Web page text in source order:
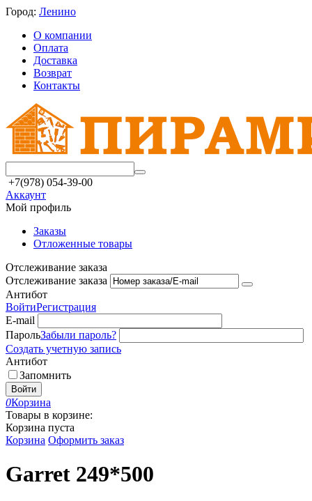
Город: Ленино
О компании
Оплата
Доставка
Возврат
Контакты
+7(978) 054-39-00
Аккаунт
Мой профиль
Заказы
Отложенные товары
Отслеживание заказа
Отслеживание заказа
Антибот
ВойтиРегистрация
E-mail
ПарольЗабыли пароль?
Создать учетную запись
Антибот
Запомнить
Войти
0Корзина
Товары в корзине:
Корзина пуста
Корзина Оформить заказ
Garret 249*500